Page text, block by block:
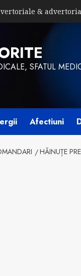
&
SFATUL
Afectiuni
HĂINUȚE